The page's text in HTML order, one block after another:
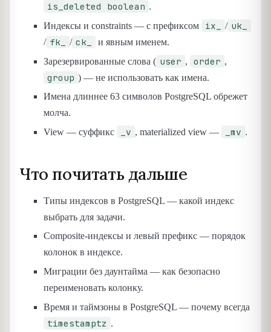
is_deleted boolean .
Индексы и constraints — с префиксом
ix_ / uk_
/ fk_ / ck_
и явным именем.
Зарезервированные слова ( user , order ,
group ) — не использовать как имена.
Имена длиннее 63 символов PostgreSQL обрежет
молча.
View — суффикс
_v , materialized view — _mv .
Что почитать дальше
Типы индексов в PostgreSQL — какой индекс
выбрать для задачи.
Composite-индексы и левый префикс — порядок
колонок в индексе.
Миграции без даунтайма — как безопасно
переименовать колонку.
Время и таймзоны в PostgreSQL — почему всегда
timestamptz .